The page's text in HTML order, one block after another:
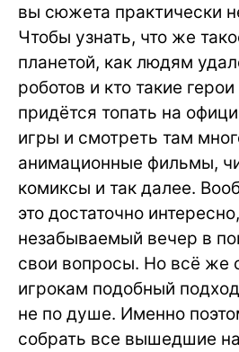
вы сюжета практически
Чтобы узнать, что же
планетой, как людям
роботов и кто такие
придётся топать на
игры и смотреть там
анимационные фильмы,
комиксы и так далее.
это достаточно
незабываемый вечер в
свои вопросы. Но всё же
игрокам подобный
не по душе. Именно
собрать все вышедшие